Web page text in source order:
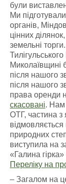
були
Ми
органів,
цінних
земельні
Миколаївщині
після нашого
після нашого
права оренди
скасовані. Нам
ОТГ, частина з
відмовляється
природних
виступила на
«Галина
Переліку на
– Загалом на